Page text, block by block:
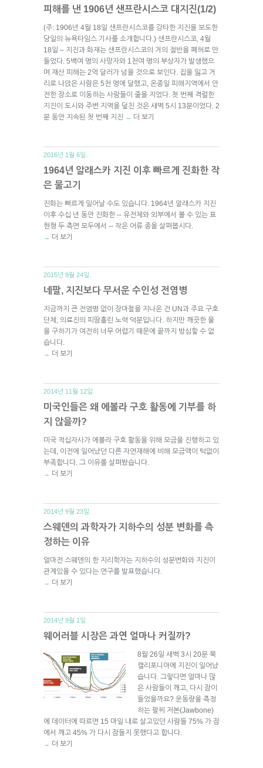
피해를 낸 1906년 샌프란시스코 대지진(1/2)
(주: 1906년 4월 18일 샌프란시스코를 강타한 지진을 보도한
당일의 뉴욕타임스 기사를 소개합니다.) 샌프란시스코, 4월
18일 – 지진과 화재는 샌프란시스코의 거의 절반을 폐허로 만
들었다. 5백여 명의 사망자와 1천여 명의 부상자가 발생했으
며 재산 피해는 2억 달러가 넘을 것으로 보인다. 집을 잃고 거
리로 나앉은 사람은 5천 명에 달했고, 온종일 피해지역에서 안
전한 장소로 이동하는 사람들이 줄을 지었다. 첫 번째 격렬한
지진이 도시와 주변 지역을 덮친 것은 새벽 5시 13분이었다. 2
분 동안 지속된 첫 번째 지진 → 더 보기
2016년 1월 6일.
1964년 알래스카 지진 이후 빠르게 진화한 작
은 물고기
진화는 빠르게 일어날 수도 있습니다. 1964년 알래스카 지진
이후 수십 년 동안 진화한 -- 유전체와 외부에서 볼 수 있는 표
현형 두 측면 모두에서 -- 작은 어류 종을 살펴봅시다.
→ 더 보기
2015년 9월 24일.
네팔, 지진보다 무서운 수인성 전염병
지금까지 큰 전염병 없이 장마철을 지나온 건 UN과 주요 구호
단체, 의료진의 피땀흘린 노력 덕분입니다. 하지만 깨끗한 물
을 구하기가 여전히 너무 어렵기 때문에 끝까지 방심할 수 없
습니다.
→ 더 보기
2014년 11월 12일.
미국인들은 왜 에볼라 구호 활동에 기부를 하
지 않을까?
미국 적십자사가 에볼라 구호 활동을 위해 모금을 진행하고 있
는데, 이전에 일어났던 다른 자연재해에 비해 모금액이 턱없이
부족합니다. 그 이유를 살펴봤습니다.
→ 더 보기
2014년 9월 23일.
스웨덴의 과학자가 지하수의 성분 변화를 측
정하는 이유
얼마전 스웨덴의 한 지리학자는 지하수의 성분변화와 지진이
관계있을 수 있다는 연구를 발표했습니다.
→ 더 보기
2014년 9월 1일.
웨어러블 시장은 과연 얼마나 커질까?
8월 26일 새벽 3시 20분 북
캘리포니아에 지진이 일어났
습니다. 그렇다면 얼마나 많
은 사람들이 깨고, 다시 잠이
들었을까요? 운동량을 측정
하는 팔찌 저본(Jawbone)
에 데이터에 따르면 15 마일 내로 살고있던 사람들 75% 가 잠
에서 깨고 45% 가 다시 잠들지 못했다고 합니다.
→ 더 보기